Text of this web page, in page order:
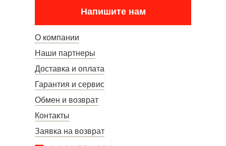
Напишите нам
О компании
Наши партнеры
Доставка и оплата
Гарантия и сервис
Обмен и возврат
Контакты
Заявка на возврат